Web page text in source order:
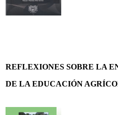
REFLEXIONES SOBRE LA
DE LA EDUCACIÓN